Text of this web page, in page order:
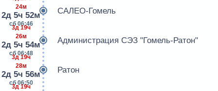
24м
2д 5ч 52м
сб 06:46
САЛЕО-Гомель
3д 19ч
26м
2д 5ч 54м
сб 06:48
Администрация СЭЗ "Гомель-Ратон"
3д 19ч
28м
2д 5ч 56м
сб 06:50
Ратон
3д 19ч